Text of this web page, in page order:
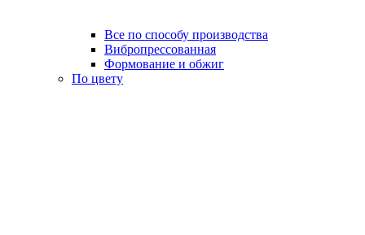
Все по способу производства
Вибропрессованная
Формование и обжиг
По цвету